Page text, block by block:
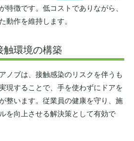
特徴です。低コストでありながら、
動作を維持します。
触環境の構築
ノブは、接触感染のリスクを伴うも
現することで、手を使わずにドアを
整います。従業員の健康を守り、施
を向上させる解決策として有効で